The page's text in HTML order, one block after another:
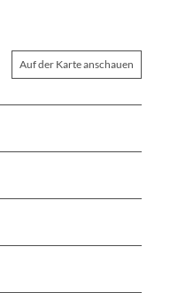
Auf der Karte anschauen